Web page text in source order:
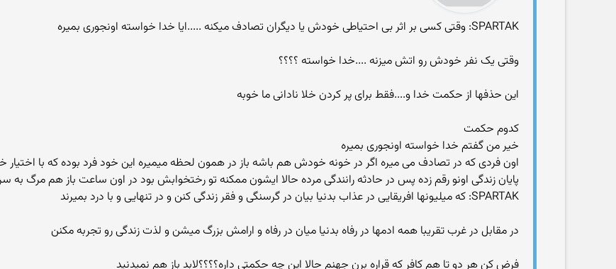
SPARTAK: وقتی کسی بر اثر بی احتیاطی خودش یا دیگران تصادف میکنه .....ایا خدا خواسته اونجوری بمیره
وقتی یک نفر خودش رو اتش میزنه ....خدا خواسته ؟؟؟؟
این حذفها از حکمت خدا و....فقط برای پر کردن خلا نادانی ما خوبه
کدوم حکمت
خیر من گفتم خدا خواسته اونجوری بمیره
اون فردی که در تصادف می میره اگر در خونه خودش هم باشه باز در همون لحظه میمیره این خود فرد بوده که با اختیار
پایان زندگی اونو رقم زده پس در حادثه رانندگی مرده حالا ایشون ممکنه تو رختخوابش بود در اون ساعت باز هم مرگ به
SPARTAK: که میلیونها افریقایی در عذاب بدنیا بیان در گرسنگی و فقر زندگی کنن و در تنهایی و با درد بمیرند
در مقابل در غرب تقریبا همه ادمها در رفاه بدنیا میان در رفاه و ارامش بزرگ میشن و لذت زندگی رو تجربه مکنن
فرض کن هر دو تا هم کافر که قراره برن جهنم حالا این چه حکمتی داره؟؟؟؟لابد باز هم نمیدنید